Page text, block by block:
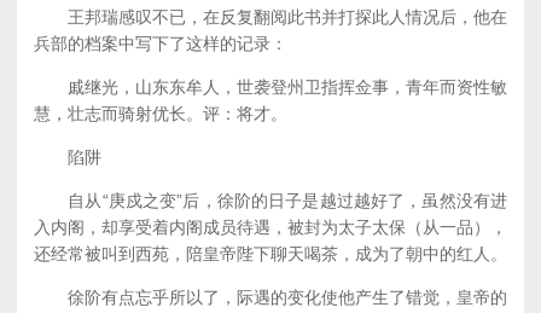
王邦瑞感叹不已，在反复翻阅此书并打探此人情况后，他在
兵部的档案中写下了这样的记录：
戚继光，山东东牟人，世袭登州卫指挥佥事，青年而资性敏
慧，壮志而骑射优长。评：将才。
陷阱
自从“庚戍之变”后，徐阶的日子是越过越好了，虽然没有进
入内阁，却享受着内阁成员待遇，被封为太子太保（从一品），
还经常被叫到西苑，陪皇帝陛下聊天喝茶，成为了朝中的红人。
徐阶有点忘乎所以了，际遇的变化使他产生了错觉，皇帝的